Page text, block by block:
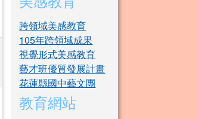
跨領域美感教育
105年跨領域成果
視覺形式美感教育
藝才班優質發展計畫
花蓮縣國中藝文團
教育網站